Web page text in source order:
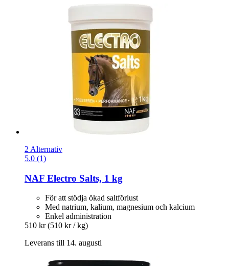
2 Alternativ
5.0 (1)
NAF Electro Salts, 1 kg
För att stödja ökad saltförlust
Med natrium, kalium, magnesium och kalcium
Enkel administration
510 kr (510 kr / kg)
Leverans till 14. augusti